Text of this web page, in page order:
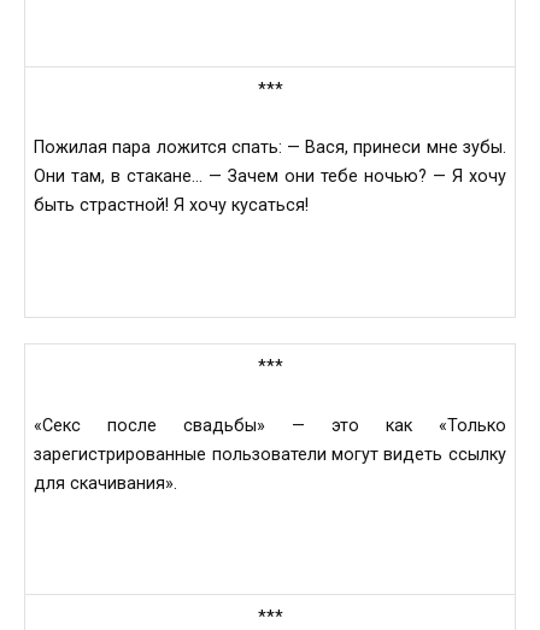
***
Пожилая пара ложится спать: — Вася, принеси мне зубы.
Они там, в стакане… — Зачем они тебе ночью? — Я хочу
быть страстной! Я хочу кусаться!
***
«Секс после свадьбы» — это как «Только
зарегистрированные пользователи могут видеть ссылку
для скачивания».
***